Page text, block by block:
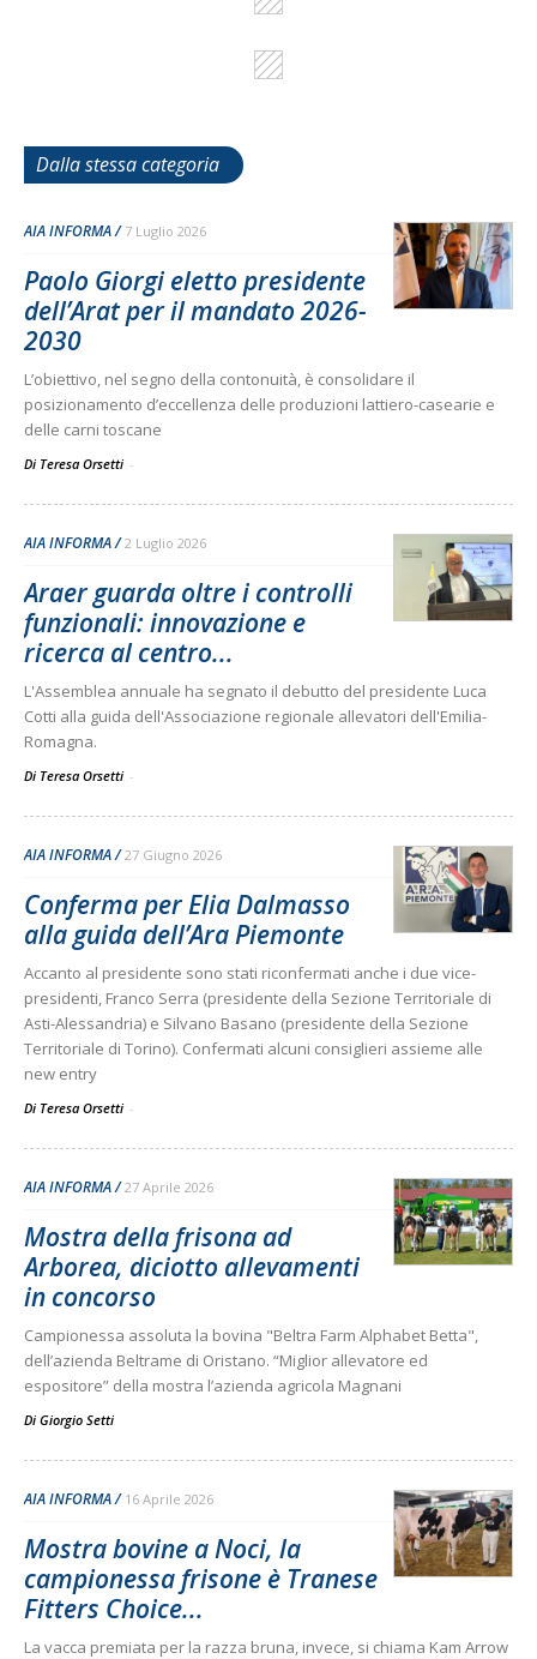
Dalla stessa categoria
AIA INFORMA 7 Luglio 2026
Paolo Giorgi eletto presidente
dell’Arat per il mandato 2026-
2030
L’obiettivo, nel segno della contonuità, è consolidare il
posizionamento d’eccellenza delle produzioni lattiero-casearie e
delle carni toscane
Di Teresa Orsetti -
AIA INFORMA 2 Luglio 2026
Araer guarda oltre i controlli
funzionali: innovazione e
ricerca al centro...
L'Assemblea annuale ha segnato il debutto del presidente Luca
Cotti alla guida dell'Associazione regionale allevatori dell'Emilia-
Romagna.
Di Teresa Orsetti -
AIA INFORMA 27 Giugno 2026
Conferma per Elia Dalmasso
alla guida dell’Ara Piemonte
Accanto al presidente sono stati riconfermati anche i due vice-
presidenti, Franco Serra (presidente della Sezione Territoriale di
Asti-Alessandria) e Silvano Basano (presidente della Sezione
Territoriale di Torino). Confermati alcuni consiglieri assieme alle
new entry
Di Teresa Orsetti -
AIA INFORMA 27 Aprile 2026
Mostra della frisona ad
Arborea, diciotto allevamenti
in concorso
Campionessa assoluta la bovina "Beltra Farm Alphabet Betta",
dell’azienda Beltrame di Oristano. “Miglior allevatore ed
espositore” della mostra l’azienda agricola Magnani
Di Giorgio Setti
AIA INFORMA 16 Aprile 2026
Mostra bovine a Noci, la
campionessa frisone è Tranese
Fitters Choice...
La vacca premiata per la razza bruna, invece, si chiama Kam Arrow